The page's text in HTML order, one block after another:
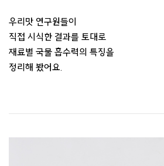
우리맛 연구원들이
직접 시식한 결과를 토대로
재료별 국물 흡수력의 특징을
정리해 봤어요.